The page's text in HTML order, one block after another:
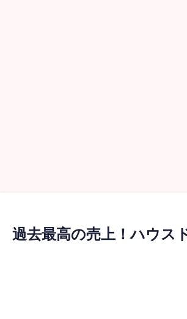
過去最高の売上！ハウス